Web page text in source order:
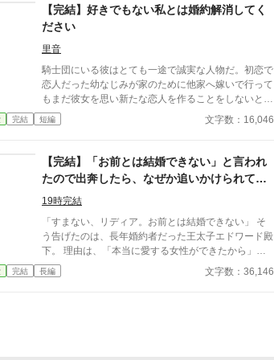
求してくれてありがとうございます。 今すぐ婚約破
棄して本来の自分の姿に戻ります！
【完結】好きでもない私とは婚約解消してく
ださい
里音
騎士団にいる彼はとても一途で誠実な人物だ。初恋で
恋人だった幼なじみが家のために他家へ嫁いで行って
もまだ彼女を思い新たな恋人を作ることをしないと有
名だ。私も憧れていた1人だった。 そんな彼との婚約
が成立した。それは彼の行動で私が傷を負ったから
彼はプロポーズをしてくれた。その瞬間憧れが好きに
なっていた。 婚約して6ヶ月、接点のほとんどない2
人だが少しずつ距離も縮まり幸せな日々を送ってい
た。と思っていたのに、彼の元恋人が離婚をして帰っ
てくる話を聞いて彼が私との婚約を「最悪だ」と後悔
しているのを聞いてしまった。
完結 短編 文字数：16,046
【完結】「お前とは結婚できない」と言われ
たので出奔したら、なぜか追いかけられてい
ます
19時完結
「すまない、リディア。お前とは結婚できない」 そ
う告げたのは、長年婚約者だった王太子エドワード殿
下。 理由は、「本当に愛する女性ができたから」―
―つまり、私以外に好きな人ができたということ。
（まあ、そんな気はしてました） 社交界では目立た
完結 長編 文字数：36,146